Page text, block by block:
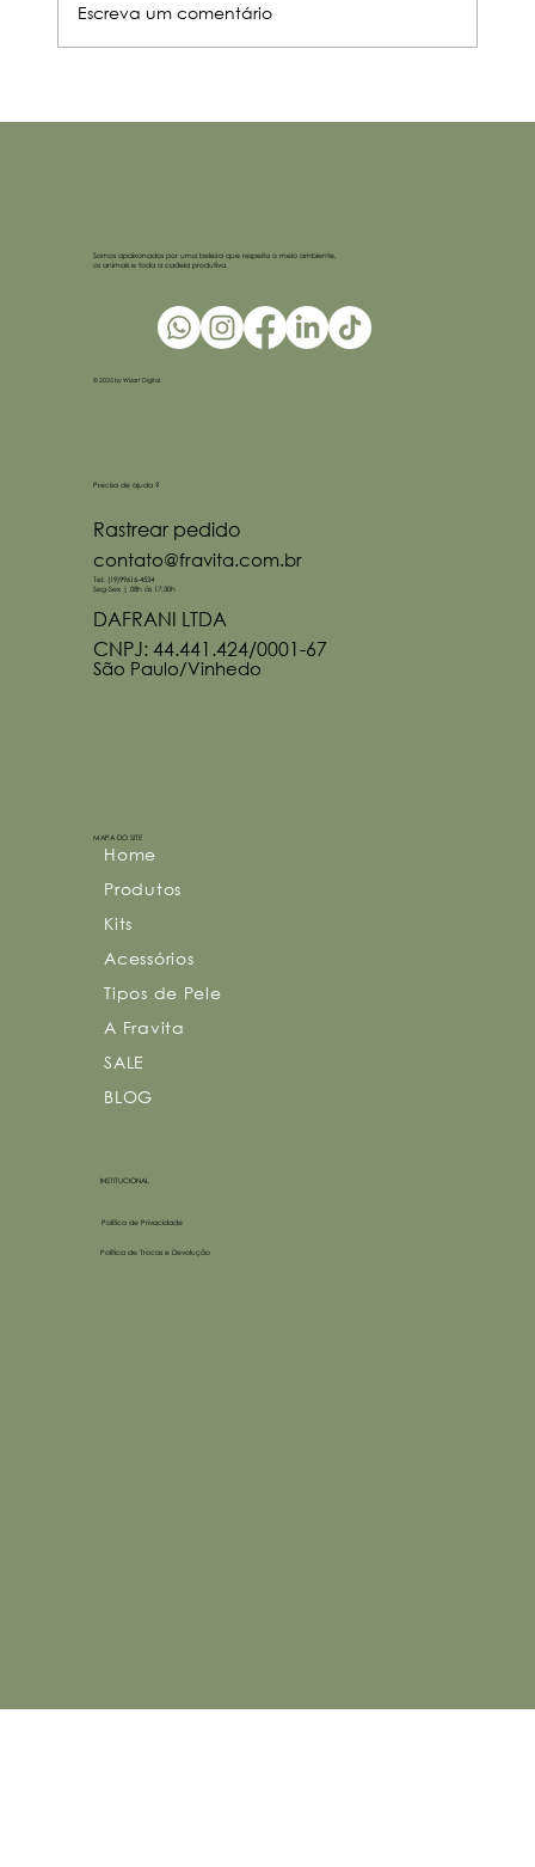
inspira a Fravita
Escreva um comentário
© 2025 by Wizart Digital.
Somos apaixonados por uma beleza que respeita o meio ambiente,
os animais e toda a cadeia produtiva.
INSTITUCIONAL
Política de Trocas e Devolução
Política de Privacidade
MAPA DO SITE
Home
Produtos
Kits
Acessórios
Tipos de Pele
A Fravita
SALE
BLOG
Precisa de ajuda ?
Rastrear pedido
contato@fravita.com.br
Tel: (19)99616-4534
Seg-Sex | 08h ás 17:30h
DAFRANI LTDA
CNPJ: 44.441.424/0001-67
São Paulo/Vinhedo